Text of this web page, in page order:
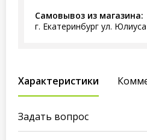
Самовывоз из магазина:
г. Екатеринбург ул.
Характеристики
Задать вопрос